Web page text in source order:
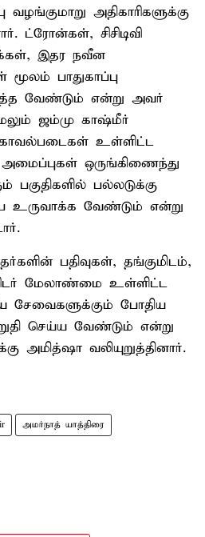
வழங்குமாறு அதிகாரிகளுக்கு
ட்ரோன்கள், சிசிடிவி
இதர நவீன
மூலம் பாதுகாப்பு
வேண்டும் என்று அவர்
ஜம்மு காஷ்மீர்
உள்ளிட்ட
அமைப்புகள் ஒருங்கிணைந்து
பல்லடுக்கு
உருவாக்க வேண்டும் என்று
பதிவுகள், தங்குமிடம்,
மேலாண்மை உள்ளிட்ட
சேவைகளுக்கும் போதிய
செய்ய வேண்டும் என்று
அமித்ஷா வலியுறுத்தினார்.
அமர்நாத் யாத்திரை